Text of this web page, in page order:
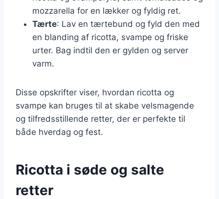
mozzarella for en lækker og fyldig ret.
Tærte: Lav en tærtebund og fyld den med
en blanding af ricotta, svampe og friske
urter. Bag indtil den er gylden og server
varm.
Disse opskrifter viser, hvordan ricotta og
svampe kan bruges til at skabe velsmagende
og tilfredsstillende retter, der er perfekte til
både hverdag og fest.
Ricotta i søde og salte
retter